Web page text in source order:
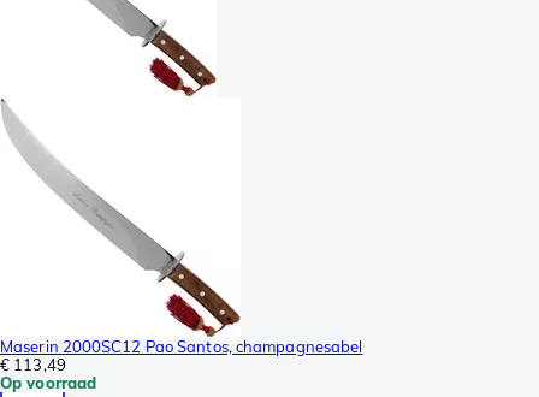
Maserin 2000SC12 Pao Santos, champagnesabel
€ 113,49
Op voorraad